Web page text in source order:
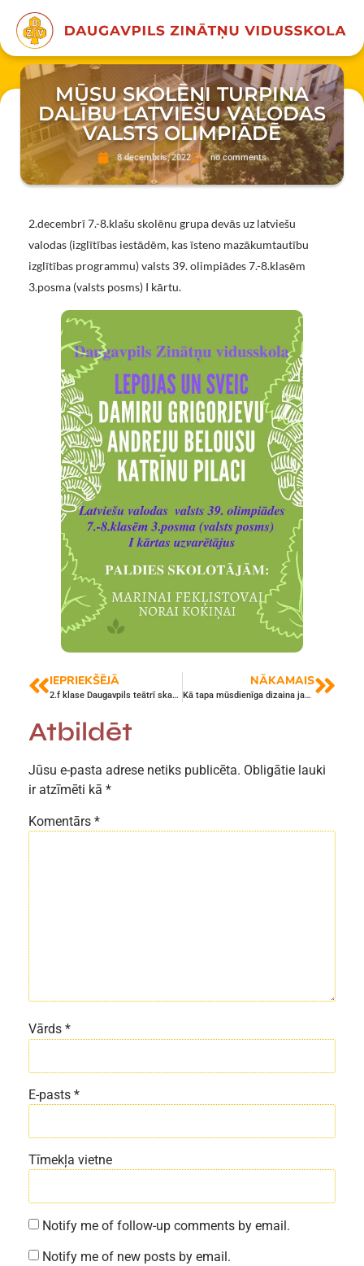
MŪSU SKOLĒNI TURPINA
DALĪBU LATVIEŠU VALODAS
VALSTS OLIMPIĀDĒ
8 decembris, 2022 no comments
2.decembrī 7.-8.klašu skolēnu grupa devās uz latviešu
valodas (izglītības iestādēm, kas īsteno mazākumtautību
izglītības programmu) valsts 39. olimpiādes 7.-8.klasēm
3.posma (valsts posms) I kārtu.
IEPRIEKŠĒJĀ
2.f klase Daugavpils teātrī skatās pasaku lugu „Spreideits”
NĀKAMAIS
Kā tapa mūsdienīga dizaina jaunavu vainagi
Atbildēt
Jūsu e-pasta adrese netiks publicēta. Obligātie lauki
ir atzīmēti kā *
Komentārs *
Vārds *
E-pasts *
Tīmekļa vietne
Notify me of follow-up comments by email.
Notify me of new posts by email.